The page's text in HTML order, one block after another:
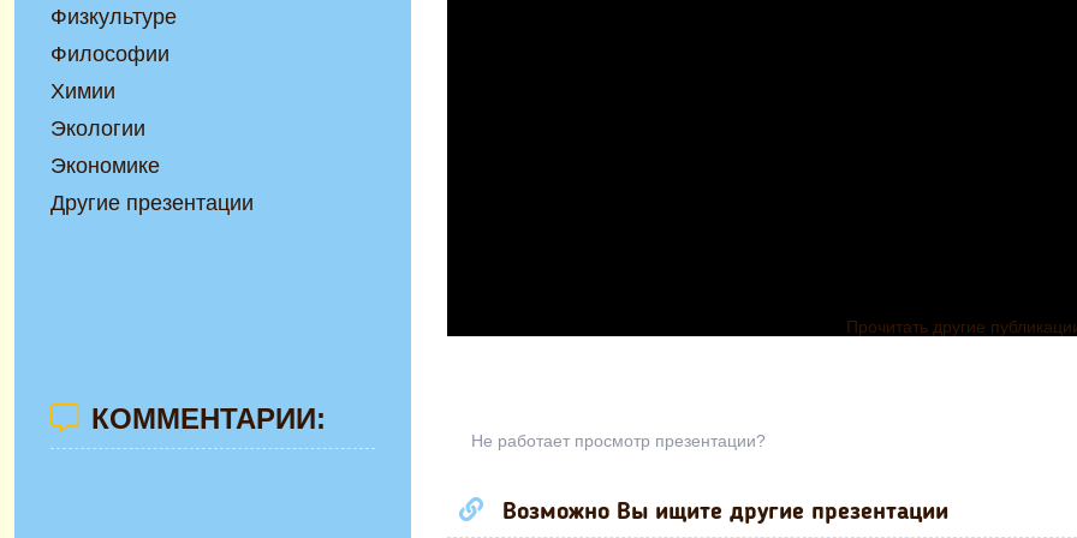
Прочитать другие
Не работает просмотр презентации?
Возможно Вы ищите другие презентации
Презентация по
Физкультуре
Философии
Химии
Экологии
Экономике
Другие презентации
КОММЕНТАРИИ: